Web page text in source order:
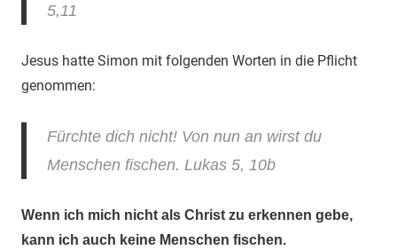
5,11
Jesus hatte Simon mit folgenden Worten in die Pflicht
genommen:
Fürchte dich nicht! Von nun an wirst du
Menschen fischen. Lukas 5, 10b
Wenn ich mich nicht als Christ zu erkennen gebe,
kann ich auch keine Menschen fischen.